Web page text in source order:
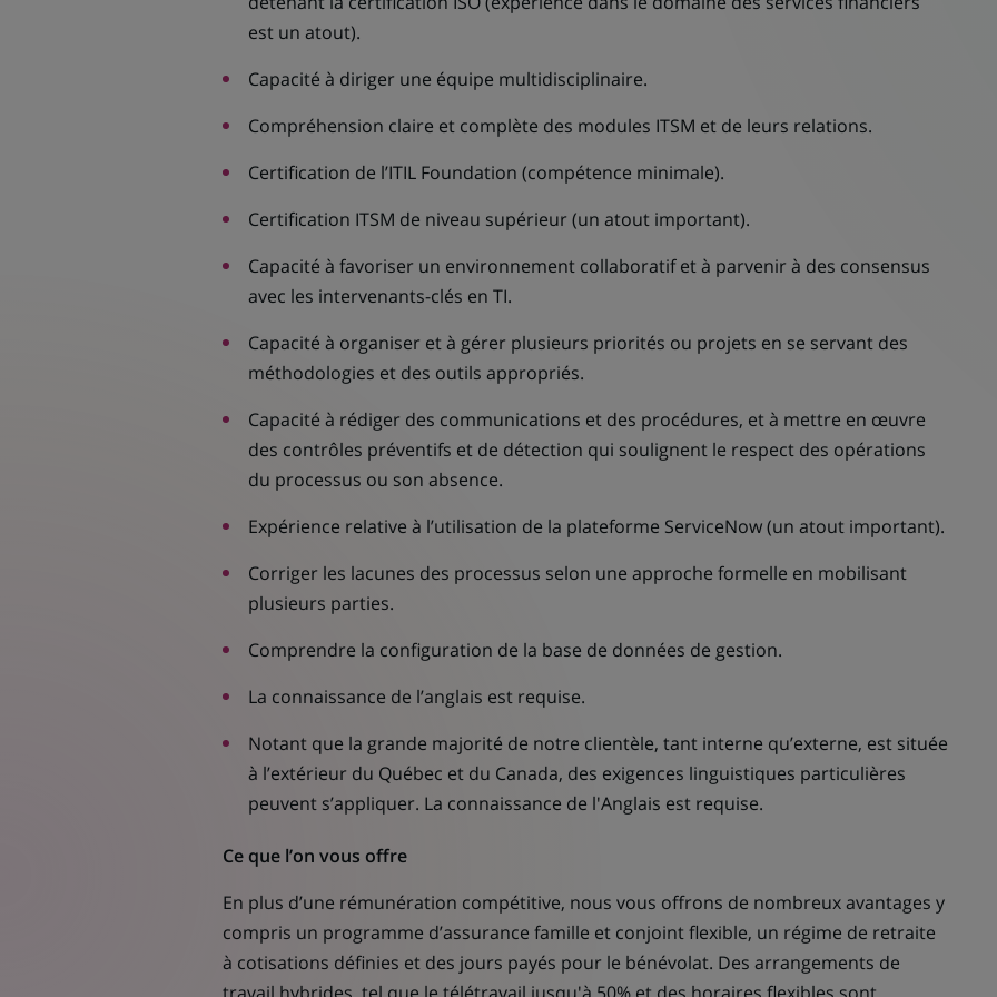
est un atout).
Capacité à diriger une équipe multidisciplinaire.
Compréhension claire et complète des modules ITSM et de leurs relations.
Certification de l’ITIL Foundation (compétence minimale).
Certification ITSM de niveau supérieur (un atout important).
Capacité à favoriser un environnement collaboratif et à parvenir à des consensus
avec les intervenants-clés en TI.
Capacité à organiser et à gérer plusieurs priorités ou projets en se servant des
méthodologies et des outils appropriés.
Capacité à rédiger des communications et des procédures, et à mettre en œuvre
des contrôles préventifs et de détection qui soulignent le respect des opérations
du processus ou son absence.
Expérience relative à l’utilisation de la plateforme ServiceNow (un atout important).
Corriger les lacunes des processus selon une approche formelle en mobilisant
plusieurs parties.
Comprendre la configuration de la base de données de gestion.
La connaissance de l’anglais est requise.
Notant que la grande majorité de notre clientèle, tant interne qu’externe, est située
à l’extérieur du Québec et du Canada, des exigences linguistiques particulières
peuvent s’appliquer. La connaissance de l'Anglais est requise.
Ce que l’on vous offre
En plus d’une rémunération compétitive, nous vous offrons de nombreux avantages y
compris un programme d’assurance famille et conjoint flexible, un régime de retraite
à cotisations définies et des jours payés pour le bénévolat. Des arrangements de